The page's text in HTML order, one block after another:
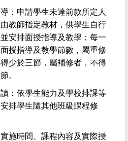
：申請學生未達前款所定人
教師指定教材，供學生自行
安排面授指導及教學；每一
授指導及教學節數，屬重修
少於三節，屬補修者，不得
。
：依學生能力及學校排課等
排學生隨其他班級課程修
施時間、課程內容及實際授